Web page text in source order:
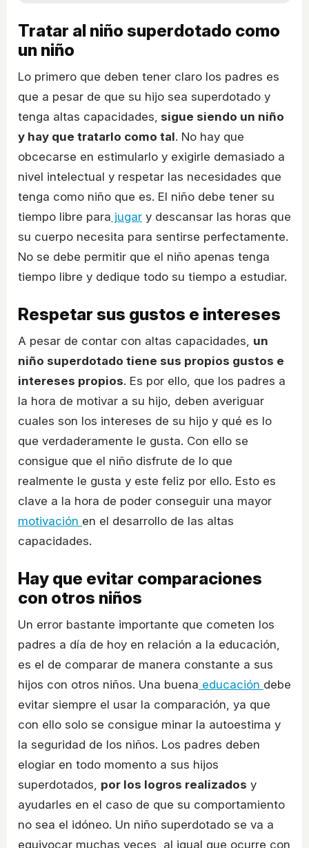
Tratar al niño superdotado como
un niño
Lo primero que deben tener claro los padres es
que a pesar de que su hijo sea superdotado y
tenga altas capacidades, sigue siendo un niño
y hay que tratarlo como tal. No hay que
obcecarse en estimularlo y exigirle demasiado a
nivel intelectual y respetar las necesidades que
tenga como niño que es. El niño debe tener su
tiempo libre para jugar y descansar las horas que
su cuerpo necesita para sentirse perfectamente.
No se debe permitir que el niño apenas tenga
tiempo libre y dedique todo su tiempo a estudiar.
Respetar sus gustos e intereses
A pesar de contar con altas capacidades, un
niño superdotado tiene sus propios gustos e
intereses propios. Es por ello, que los padres a
la hora de motivar a su hijo, deben averiguar
cuales son los intereses de su hijo y qué es lo
que verdaderamente le gusta. Con ello se
consigue que el niño disfrute de lo que
realmente le gusta y este feliz por ello. Esto es
clave a la hora de poder conseguir una mayor
motivación en el desarrollo de las altas
capacidades.
Hay que evitar comparaciones
con otros niños
Un error bastante importante que cometen los
padres a día de hoy en relación a la educación,
es el de comparar de manera constante a sus
hijos con otros niños. Una buena educación debe
evitar siempre el usar la comparación, ya que
con ello solo se consigue minar la autoestima y
la seguridad de los niños. Los padres deben
elogiar en todo momento a sus hijos
superdotados, por los logros realizados y
ayudarles en el caso de que su comportamiento
no sea el idóneo. Un niño superdotado se va a
equivocar muchas veces, al igual que ocurre con